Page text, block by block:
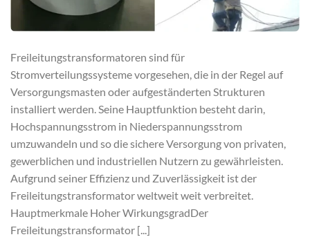
Freileitungstransformatoren sind für
Stromverteilungssysteme vorgesehen, die in der Regel auf
Versorgungsmasten oder aufgeständerten Strukturen
installiert werden. Seine Hauptfunktion besteht darin,
Hochspannungsstrom in Niederspannungsstrom
umzuwandeln und so die sichere Versorgung von privaten,
gewerblichen und industriellen Nutzern zu gewährleisten.
Aufgrund seiner Effizienz und Zuverlässigkeit ist der
Freileitungstransformator weltweit weit verbreitet.
Hauptmerkmale Hoher WirkungsgradDer
Freileitungstransformator [...]